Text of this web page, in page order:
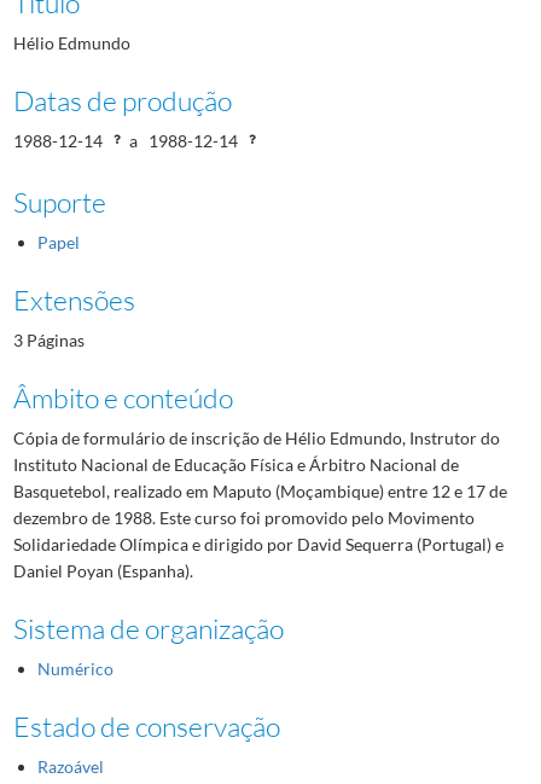
Hélio Edmundo
Datas de produção
1988-12-14 a 1988-12-14
Suporte
Papel
Extensões
3 Páginas
Âmbito e conteúdo
Cópia de formulário de inscrição de Hélio Edmundo, Instrutor do
Instituto Nacional de Educação Física e Árbitro Nacional de
Basquetebol, realizado em Maputo (Moçambique) entre 12 e 17 de
dezembro de 1988. Este curso foi promovido pelo Movimento
Solidariedade Olímpica e dirigido por David Sequerra (Portugal) e
Daniel Poyan (Espanha).
Sistema de organização
Numérico
Estado de conservação
Razoável